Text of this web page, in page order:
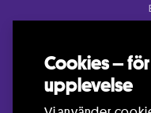
Cookies –
upplevelse